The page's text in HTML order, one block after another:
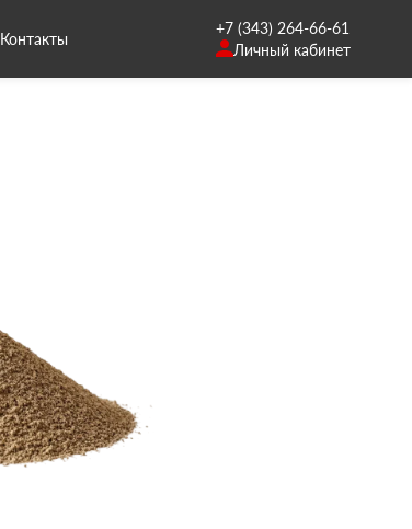
Контакты
+7 (343) 264-66-61
Личный кабинет